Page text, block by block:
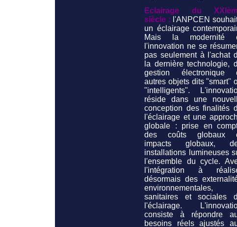
Eclairage du
siècle : l'ANPCEN
un éclairage
Mais la modernité
l'innovation ne se
pas seulement à l'achat
la dernière technologie,
gestion électronique
autres objets dits "smart"
"intelligents".
réside dans une
conception des finalités
l'éclairage et une
globale : prise en
des coûts globaux
impacts globaux,
installations lumineuses
l'ensemble du cycle.
l'intégration à
désormais des
environnementales,
sanitaires et sociales
l'éclairage.
consiste à répondre
besoins réels ajustés